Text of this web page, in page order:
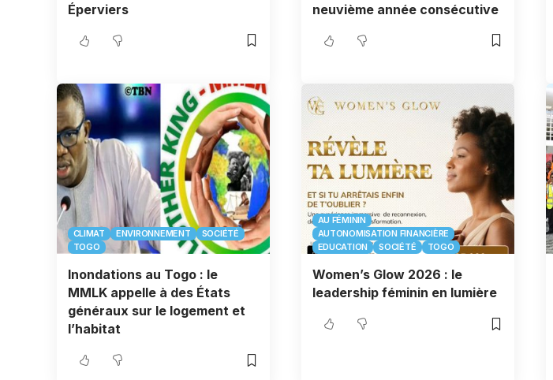
Éperviers
neuvième année consécutive
CLIMAT ENVIRONNEMENT
SOCIÉTÉ
TOGO
Inondations au Togo : le
MMLK appelle à des États
généraux sur le logement et
l’habitat
AU FÉMININ
AUTONOMISATION FINANCIÈRE
EDUCATION
SOCIÉTÉ TOGO
Women’s Glow 2026 : le
leadership féminin en lumière